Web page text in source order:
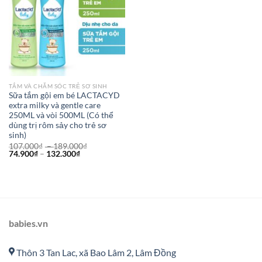
TẮM VÀ CHĂM SÓC TRẺ SƠ SINH
Sữa tắm gội em bé LACTACYD
extra milky và gentle care
250ML và vòi 500ML (Có thể
dùng trị rôm sảy cho trẻ sơ
sinh)
107.000₫ –189.000₫
74.900₫– 132.300₫
babies.vn
Thôn 3 Tan Lac, xã Bao Lâm 2, Lâm Đồng